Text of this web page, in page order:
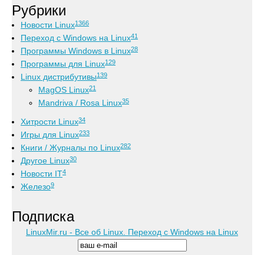
Рубрики
Новости Linux1366
Переход с Windows на Linux41
Программы Windows в Linux28
Программы для Linux129
Linux дистрибутивы139
MagOS Linux21
Mandriva / Rosa Linux35
Хитрости Linux34
Игры для Linux233
Книги / Журналы по Linux282
Другое Linux30
Новости IT4
Железо9
Подписка
LinuxMir.ru - Все об Linux. Переход с Windows на Linux